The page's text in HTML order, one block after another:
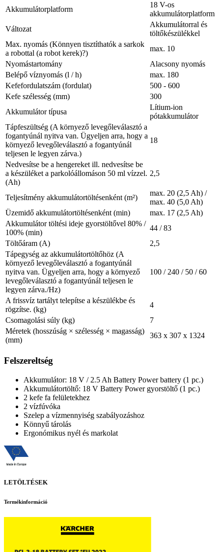
Akkumulátorplatform
18 V-os
akkumulátorplatform
Változat
Akkumulátorral és
töltőkészülékkel
Max. nyomás (Könnyen tisztíthatók a sarkok
a robottal (a robot kerek)?)
max. 10
Nyomástartomány
Alacsony nyomás
Belépő víznyomás (l / h)
max. 180
Kefefordulatszám (fordulat)
500 - 600
Kefe szélesség (mm)
300
Akkumulátor típusa
Lítium-ion
pótakkumulátor
Tápfeszültség (A környező levegőleválasztó a
fogantyúnál nyitva van. Ügyeljen arra, hogy a
környező levegőleválasztó a fogantyúnál
teljesen le legyen zárva.)
18
Nedvesítse be a hengereket ill. nedvesítse be
a készüléket a parkolóállomáson 50 ml vízzel.
(Ah)
2,5
Teljesítmény akkumulátortöltésenként (m²)
max. 20 (2,5 Ah) /
max. 40 (5,0 Ah)
Üzemidő akkumulátortöltésenként (min)
max. 17 (2,5 Ah)
Akkumulátor töltési ideje gyorstöltővel 80% /
100% (min)
44 / 83
Töltőáram (A)
2,5
Tápegység az akkumulátortöltőhöz (A
környező levegőleválasztó a fogantyúnál
nyitva van. Ügyeljen arra, hogy a környező
levegőleválasztó a fogantyúnál teljesen le
legyen zárva./Hz)
100 / 240 / 50 / 60
A frissvíz tartályt telepítse a készülékbe és
rögzítse. (kg)
4
Csomagolási súly (kg)
7
Méretek (hosszúság × szélesség × magasság)
(mm)
363 x 307 x 1324
Felszereltség
Akkumulátor: 18 V / 2.5 Ah Battery Power battery (1 pc.)
Akkumulátortöltő: 18 V Battery Power gyorstöltő (1 pc.)
2 kefe fa felületekhez
2 vízfúvóka
Szelep a vízmennyiség szabályozáshoz
Könnyű tárolás
Ergonómikus nyél és markolat
LETÖLTÉSEK
Termékinformáció